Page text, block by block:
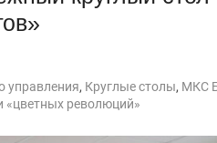
управления, Круглые столы, МКС
«цветных революций»